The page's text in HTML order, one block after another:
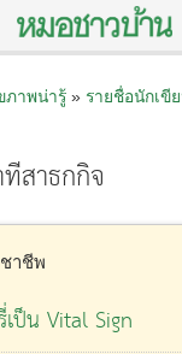
ภาพน่ารู้» รายชื่อนักเขี
สาธกกิจ
าชีพ
ป็น Vital Sign